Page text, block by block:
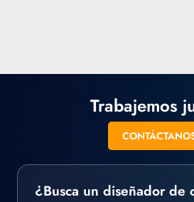
Trabajemos
¿Busca un diseñador de